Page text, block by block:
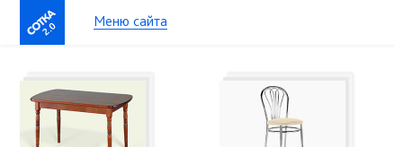
2.0 Меню сайта